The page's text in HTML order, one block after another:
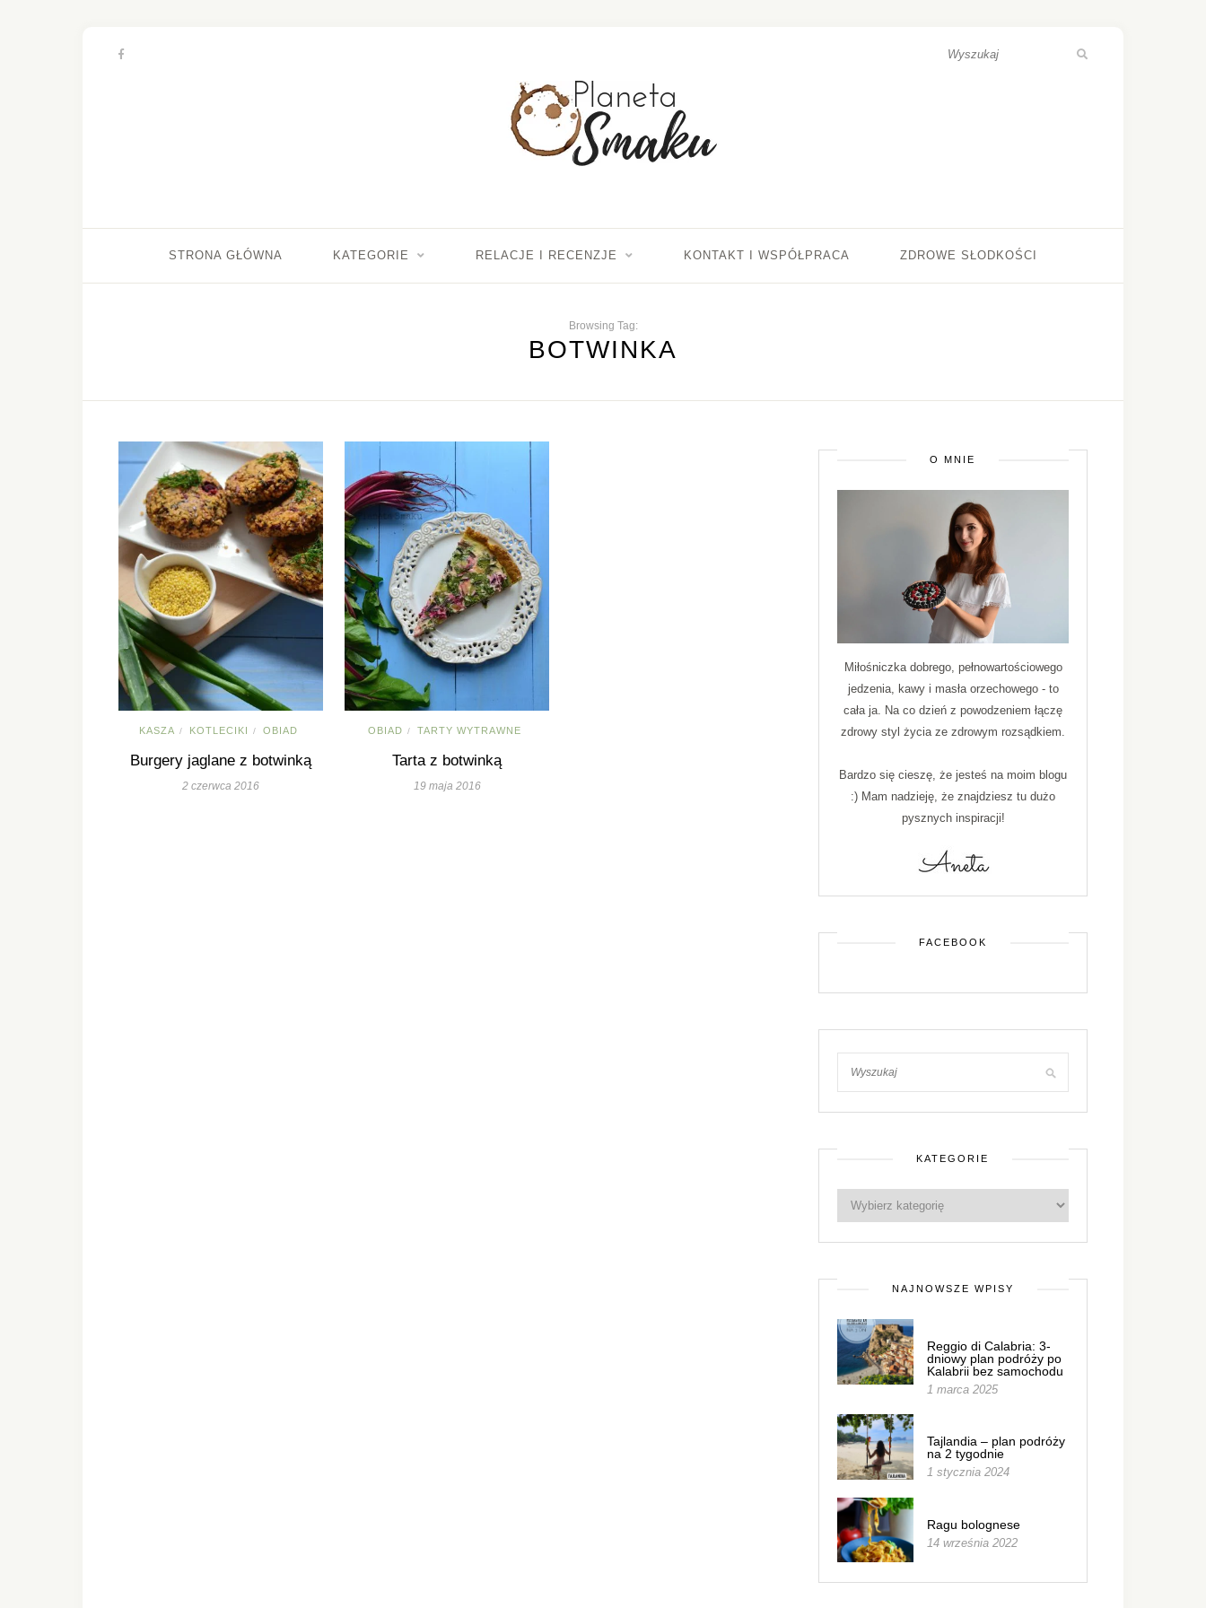
STRONA GŁÓWNA KATEGORIE RELACJE I RECENZJE KONTAKT I WSPÓŁPRACA ZDROWE SŁODKOŚCI
Browsing Tag:
BOTWINKA
KASZA / KOTLECIKI / OBIAD
Burgery jaglane z botwinką
2 czerwca 2016
OBIAD / TARTY WYTRAWNE
Tarta z botwinką
19 maja 2016
O MNIE
Miłośniczka dobrego, pełnowartościowego
jedzenia, kawy i masła orzechowego - to
cała ja. Na co dzień z powodzeniem łączę
zdrowy styl życia ze zdrowym rozsądkiem.
Bardzo się cieszę, że jesteś na moim blogu
:) Mam nadzieję, że znajdziesz tu dużo
pysznych inspiracji!
FACEBOOK
KATEGORIE
NAJNOWSZE WPISY
Reggio di Calabria: 3-
dniowy plan podróży po
Kalabrii bez samochodu
1 marca 2025
Tajlandia – plan podróży
na 2 tygodnie
1 stycznia 2024
Ragu bolognese
14 września 2022